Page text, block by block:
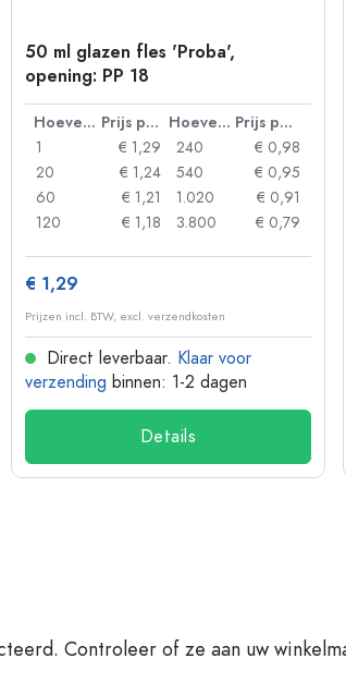
50 ml glazen fles 'Proba',
opening: PP 18
Hoeveelheid Prijs per eenheid Hoeveelheid
Prijs per eenheid
1
€ 1,29
20
€ 1,24
60
€ 1,21
120
€ 1,18
240
€ 0,98
540
€ 0,95
1.020
€ 0,91
3.800
€ 0,79
€ 1,29
Prijzen incl. BTW, excl. verzendkosten
Direct leverbaar. Klaar voor
verzending binnen: 1-2 dagen
Details
Controleer of ze aan uw